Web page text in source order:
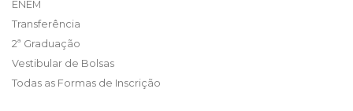
ENEM
Transferência
2ª Graduação
Vestibular de Bolsas
Todas as Formas de Inscrição